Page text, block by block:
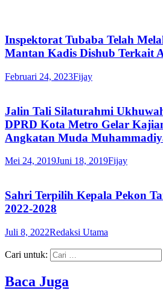
Inspektorat Tubaba Telah
Mantan Kadis Dishub Terkait
Februari 24, 2023Fijay
Jalin Tali Silaturahmi
DPRD Kota Metro Gelar
Angkatan Muda
Mei 24, 2019Juni 18, 2019Fijay
Sahri Terpilih Kepala Pekon
2022-2028
Juli 8, 2022Redaksi Utama
Cari untuk:
Baca Juga